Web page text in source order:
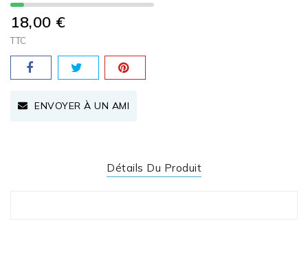
18,00 €
TTC
ENVOYER À UN AMI
Détails Du Produit